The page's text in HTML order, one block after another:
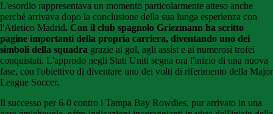
L'esordio rappresentava un momento particolarmente atteso anche
perché arrivava dopo la conclusione della sua lunga esperienza con
l'Atletico Madrid. Con il club spagnolo Griezmann ha scritto
pagine importanti della propria carriera, diventando uno dei
simboli della squadra grazie ai gol, agli assist e ai numerosi trofei
conquistati. L'approdo negli Stati Uniti segna ora l'inizio di una nuova
fase, con l'obiettivo di diventare uno dei volti di riferimento della Major
League Soccer.
Il successo per 6-0 contro i Tampa Bay Rowdies, pur arrivato in una